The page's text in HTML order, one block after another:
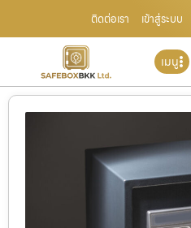
ติดต่อเรา เข้าสู่ระบบ
เมนู